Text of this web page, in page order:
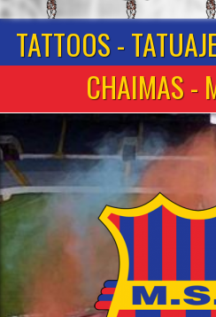
TATTOOS -
CHAIMAS -